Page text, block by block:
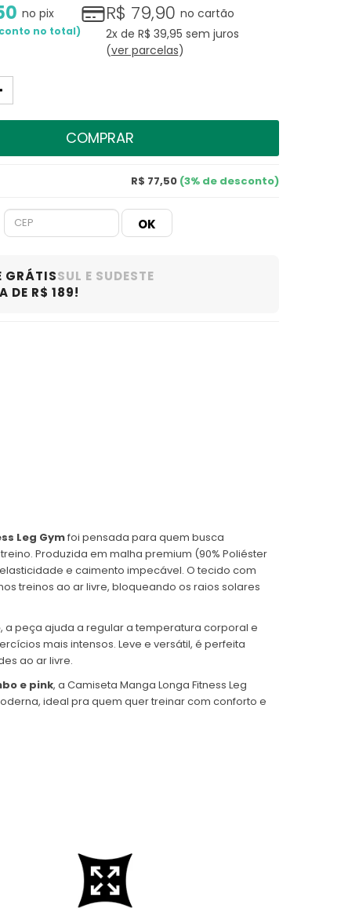
no pix R$ 79,90 no cartão
2xde R$ 39,95 sem juros
ver parcelas
COMPRAR
R$ 77,50 (3% de desconto)
GRÁTISSUL E SUDESTE
DE R$ 189!
Leg Gymfoi pensada para quem busca
Produzida em malha premium (90% Poliéster
e caimento impecável. O tecido com
treinos ao ar livre, bloqueando os raios solares
, a peça ajuda a regular a temperatura corporal e
mais intensos. Leve e versátil, é perfeita
ao ar livre.
e pink, a Camiseta Manga Longa Fitness Leg
ideal pra quem quer treinar com conforto e